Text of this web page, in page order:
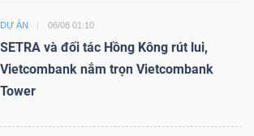
DỰ ÁN 06/08 01:10
SETRA và đối tác Hồng Kông rút lui,
Vietcombank nắm trọn Vietcombank
Tower